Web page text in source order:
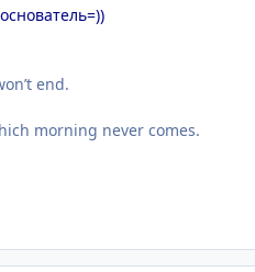
end.
morning never comes.